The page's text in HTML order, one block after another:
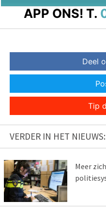
APP ONS! T.
Deel
Tip
VERDER IN HET NIEUWS:
Meer